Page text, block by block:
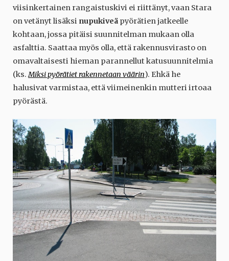
viisinkertainen rangaistuskivi ei riittänyt, vaan Stara
on vetänyt lisäksi nupukiveä pyörätien jatkeelle
kohtaan, jossa pitäisi suunnitelman mukaan olla
asfalttia. Saattaa myös olla, että rakennusvirasto on
omavaltaisesti hieman parannellut katusuunnitelmia
(ks.Miksi pyörätiet rakennetaan väärin). Ehkä he
halusivat varmistaa, että viimeinenkin mutteri irtoaa
pyörästä.